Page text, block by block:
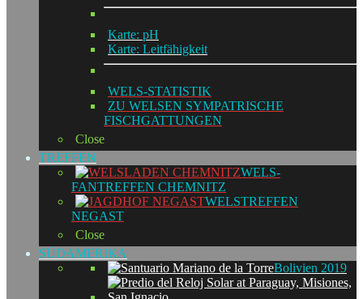
Karte: pH
Karte: Leitfähigkeit
WELS-STATISTIK
ZU WELSEN SYMPATRISCHE
FISCHGATTUNGEN
Close
TREFFEN
WELS-
FANTREFFEN CHEMNITZ
WELSTREFFEN
NEGAST
Close
SÜDAMERIKA
Bolivien 2019